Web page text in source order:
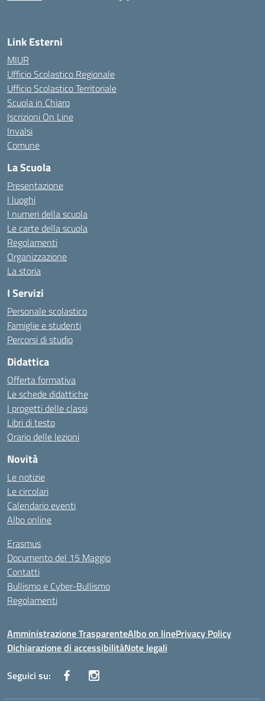
Link Esterni
MIUR
Ufficio Scolastico Regionale
Ufficio Scolastico Territoriale
Scuola in Chiaro
Iscrizioni On Line
Invalsi
Comune
La Scuola
Presentazione
I luoghi
I numeri della scuola
Le carte della scuola
Regolamenti
Organizzazione
La storia
I Servizi
Personale scolastico
Famiglie e studenti
Percorsi di studio
Didattica
Offerta formativa
Le schede didattiche
I progetti delle classi
Libri di testo
Orario delle lezioni
Novità
Le notizie
Le circolari
Calendario eventi
Albo online
Erasmus
Documento del 15 Maggio
Contatti
Bullismo e Cyber-Bullismo
Regolamenti
Amministrazione TrasparenteAlbo on linePrivacy Policy
Dichiarazione di accessibilitàNote legali
Seguici su: